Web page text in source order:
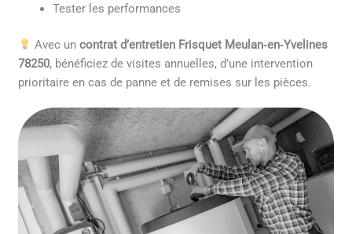
Tester les performances
Avec un contrat d’entretien Frisquet Meulan‑en‑Yvelines
78250, bénéficiez de visites annuelles, d’une intervention
prioritaire en cas de panne et de remises sur les pièces.